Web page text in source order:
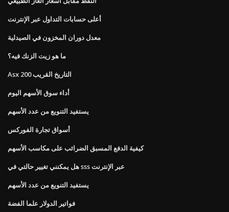
أعلى حسابات التداول عبر الإنترنت
معدل دوران المخزون في الصيدلية
ما هو زيت الزنك فيه؟
Asx 200 التاريخ القريب
أداء سوق الأسهم اليوم
يستفيد التنويع من عدد الأسهم
أسواق تجارة الفوركس
كيفية الدفع المسبق الضرائب على مكاسب الأسهم
هل يمكنني تغيير حالتي في sss عبر الإنترنت
يستفيد التنويع من عدد الأسهم
فواتير الدولار علما الفضة